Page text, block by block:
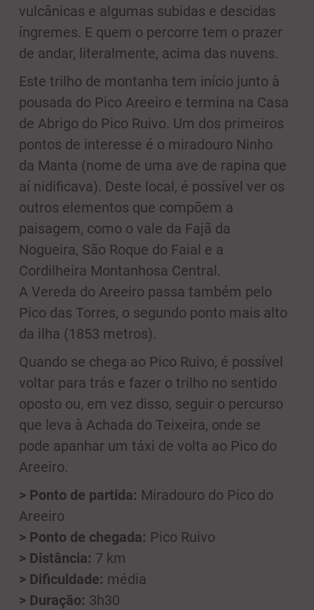
vulcânicas e algumas subidas e descidas
íngremes. E quem o percorre tem o prazer
de andar, literalmente, acima das nuvens.
Este trilho de montanha tem início junto à
pousada do Pico Areeiro e termina na Casa
de Abrigo do Pico Ruivo. Um dos primeiros
pontos de interesse é o miradouro Ninho
da Manta (nome de uma ave de rapina que
aí nidificava). Deste local, é possível ver os
outros elementos que compõem a
paisagem, como o vale da Fajã da
Nogueira, São Roque do Faial e a
Cordilheira Montanhosa Central.
A Vereda do Areeiro passa também pelo
Pico das Torres, o segundo ponto mais alto
da ilha (1853 metros).
Quando se chega ao Pico Ruivo, é possível
voltar para trás e fazer o trilho no sentido
oposto ou, em vez disso, seguir o percurso
que leva à Achada do Teixeira, onde se
pode apanhar um táxi de volta ao Pico do
Areeiro.
> Ponto de partida: Miradouro do Pico do
Areeiro
> Ponto de chegada: Pico Ruivo
> Distância: 7 km
> Dificuldade: média
> Duração: 3h30